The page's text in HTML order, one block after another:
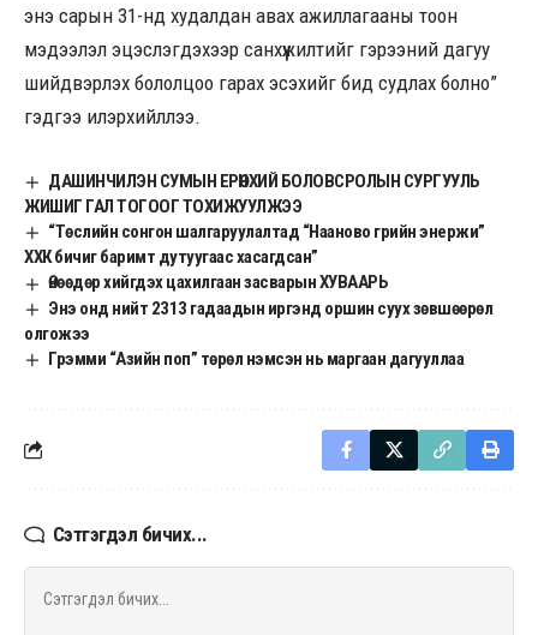
энэ сарын 31-нд худалдан авах ажиллагааны тоон
мэдээлэл эцэслэгдэхээр санхүүжилтийг гэрээний дагуу
шийдвэрлэх бололцоо гарах эсэхийг бид судлах болно”
гэдгээ илэрхийллээ.
ДАШИНЧИЛЭН СУМЫН ЕРӨНХИЙ БОЛОВСРОЛЫН СУРГУУЛЬ
ЖИШИГ ГАЛ ТОГООГ ТОХИЖУУЛЖЭЭ
“Төслийн сонгон шалгаруулалтад “Нааново грийн энержи”
ХХК бичиг баримт дутуугаас хасагдсан”
Өнөөдөр хийгдэх цахилгаан засварын ХУВААРЬ
Энэ онд нийт 2313 гадаадын иргэнд оршин суух зөвшөөрөл
олгожээ
Грэмми “Азийн поп” төрөл нэмсэн нь маргаан дагууллаа
Сэтгэгдэл бичих...